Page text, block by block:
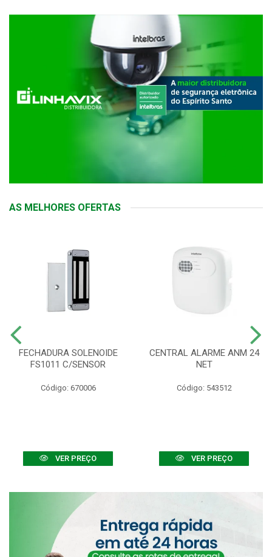
AS MELHORES OFERTAS
FECHADURA SOLENOIDE
FS1011 C/SENSOR
Código: 670006
VER PREÇO
CENTRAL ALARME ANM 24
NET
Código: 543512
VER PREÇO